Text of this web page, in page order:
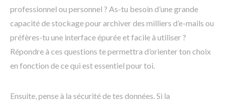
professionnel ou personnel ? As-tu besoin d’une grande
capacité de stockage pour archiver des milliers d’e-mails ou
préfères-tu une interface épurée et facile à utiliser ?
Répondre à ces questions te permettra d’orienter ton choix
en fonction de ce qui est essentiel pour toi.
Ensuite, pense à la sécurité de tes données. Si la